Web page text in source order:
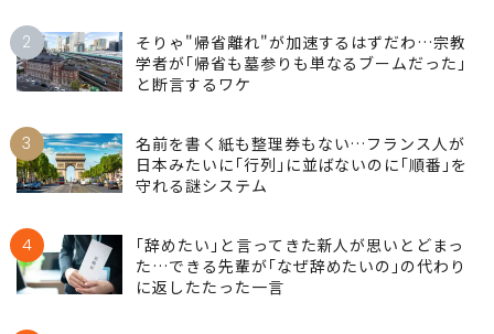
2
そりゃ"帰省離れ"が加速するはずだわ…宗教
学者が｢帰省も墓参りも単なるブームだった｣
と断言するワケ
3
名前を書く紙も整理券もない…フランス人が
日本みたいに｢行列｣に並ばないのに｢順番｣を
守れる謎システム
4
｢辞めたい｣と言ってきた新人が思いとどまっ
た…できる先輩が｢なぜ辞めたいの｣の代わり
に返したたった一言